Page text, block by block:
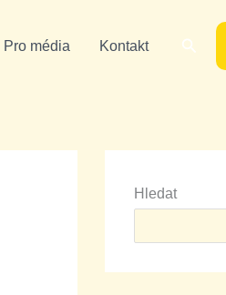
Pro média Kontakt Hledat
Hledat